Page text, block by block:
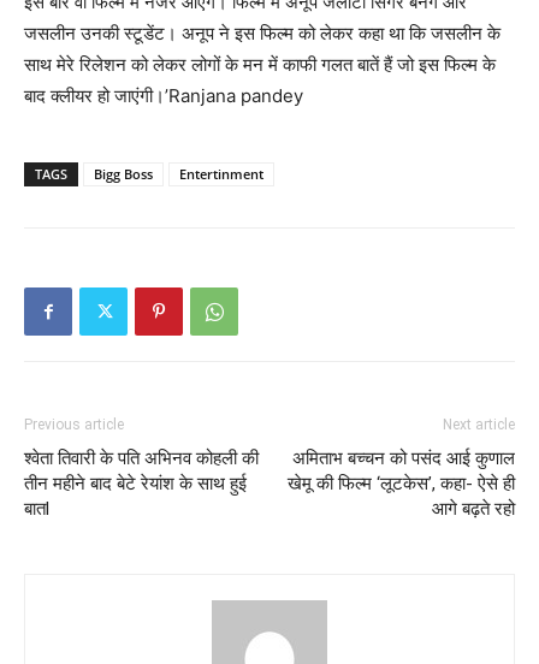
जसलीन उनकी स्टूडेंट। अनूप ने इस फिल्म को लेकर कहा था कि जसलीन के
साथ मेरे रिलेशन को लेकर लोगों के मन में काफी गलत बातें हैं जो इस फिल्म के
बाद क्लीयर हो जाएंगी।’Ranjana pandey
TAGS Bigg Boss Entertinment
Previous article
श्वेता तिवारी के पति अभिनव कोहली की
तीन महीने बाद बेटे रेयांश के साथ हुई
बातl
Next article
अमिताभ बच्चन को पसंद आई कुणाल
खेमू की फिल्म ‘लूटकेस’, कहा- ऐसे ही
आगे बढ़ते रहो